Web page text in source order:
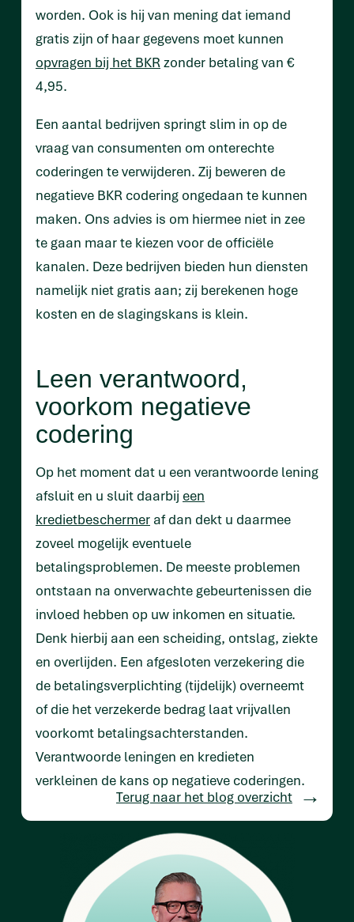
worden. Ook is hij van mening dat iemand
gratis zijn of haar gegevens moet kunnen
opvragen bij het BKRzonder betaling van €
4,95.
Een aantal bedrijven springt slim in op de
vraag van consumenten om onterechte
coderingen te verwijderen. Zij beweren de
negatieve BKR codering ongedaan te kunnen
maken. Ons advies is om hiermee niet in zee
te gaan maar te kiezen voor de officiële
kanalen. Deze bedrijven bieden hun diensten
namelijk niet gratis aan; zij berekenen hoge
kosten en de slagingskans is klein.
Leen verantwoord,
voorkom negatieve
codering
Op het moment dat u een verantwoorde lening
afsluit en u sluit daarbij een
kredietbeschermer af dan dekt u daarmee
zoveel mogelijk eventuele
betalingsproblemen. De meeste problemen
ontstaan na onverwachte gebeurtenissen die
invloed hebben op uw inkomen en situatie.
Denk hierbij aan een scheiding, ontslag, ziekte
en overlijden. Een afgesloten verzekering die
de betalingsverplichting (tijdelijk) overneemt
of die het verzekerde bedrag laat vrijvallen
voorkomt betalingsachterstanden.
Verantwoorde leningen en kredieten
verkleinen de kans op negatieve coderingen.
Terug naar het blog overzicht